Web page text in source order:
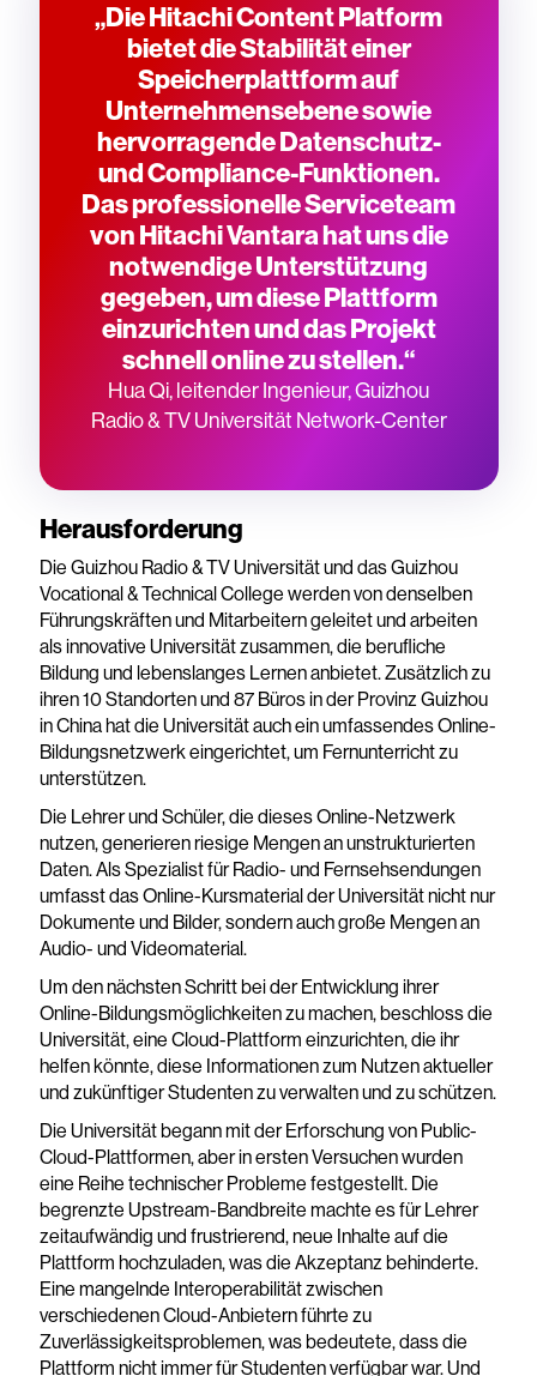
„Die Hitachi Content Platform
bietet die Stabilität einer
Speicherplattform auf
Unternehmensebene sowie
hervorragende Datenschutz-
und Compliance-Funktionen.
Das professionelle Serviceteam
von Hitachi Vantara hat uns die
notwendige Unterstützung
gegeben, um diese Plattform
einzurichten und das Projekt
schnell online zu stellen.“
Hua Qi, leitender Ingenieur, Guizhou
Radio & TV Universität Network-Center
Herausforderung
Die Guizhou Radio & TV Universität und das Guizhou
Vocational & Technical College werden von denselben
Führungskräften und Mitarbeitern geleitet und arbeiten
als innovative Universität zusammen, die berufliche
Bildung und lebenslanges Lernen anbietet. Zusätzlich zu
ihren 10 Standorten und 87 Büros in der Provinz Guizhou
in China hat die Universität auch ein umfassendes Online-
Bildungsnetzwerk eingerichtet, um Fernunterricht zu
unterstützen.
Die Lehrer und Schüler, die dieses Online-Netzwerk
nutzen, generieren riesige Mengen an unstrukturierten
Daten. Als Spezialist für Radio- und Fernsehsendungen
umfasst das Online-Kursmaterial der Universität nicht nur
Dokumente und Bilder, sondern auch große Mengen an
Audio- und Videomaterial.
Um den nächsten Schritt bei der Entwicklung ihrer
Online-Bildungsmöglichkeiten zu machen, beschloss die
Universität, eine Cloud-Plattform einzurichten, die ihr
helfen könnte, diese Informationen zum Nutzen aktueller
und zukünftiger Studenten zu verwalten und zu schützen.
Die Universität begann mit der Erforschung von Public-
Cloud-Plattformen, aber in ersten Versuchen wurden
eine Reihe technischer Probleme festgestellt. Die
begrenzte Upstream-Bandbreite machte es für Lehrer
zeitaufwändig und frustrierend, neue Inhalte auf die
Plattform hochzuladen, was die Akzeptanz behinderte.
Eine mangelnde Interoperabilität zwischen
verschiedenen Cloud-Anbietern führte zu
Zuverlässigkeitsproblemen, was bedeutete, dass die
Plattform nicht immer für Studenten verfügbar war. Und